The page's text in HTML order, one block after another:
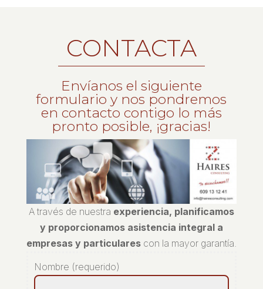
CONTACTA
Envíanos el siguiente
formulario y nos pondremos
en contacto contigo lo más
pronto posible, ¡gracias!
A través de nuestra experiencia, planificamos
y proporcionamos asistencia integral a
empresas y particularescon la mayor garantía.
Nombre (requerido)